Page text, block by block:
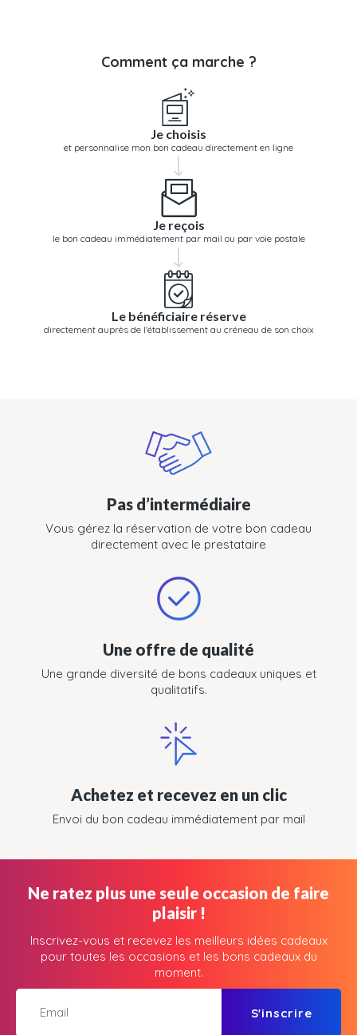
Comment ça marche ?
Je choisis
et personnalise mon bon cadeau directement en ligne
Je reçois
le bon cadeau immédiatement par mail ou par voie postale
Le bénéficiaire réserve
directement auprès de l'établissement au créneau de son choix
Pas d’intermédiaire
Vous gérez la réservation de votre bon cadeau
directement avec le prestataire
Une offre de qualité
Une grande diversité de bons cadeaux uniques et
qualitatifs.
Achetez et recevez en un clic
Envoi du bon cadeau immédiatement par mail
Ne ratez plus une seule occasion de faire
plaisir !
Inscrivez-vous et recevez les meilleurs idées cadeaux
pour toutes les occasions et les bons cadeaux du
moment.
S'inscrire